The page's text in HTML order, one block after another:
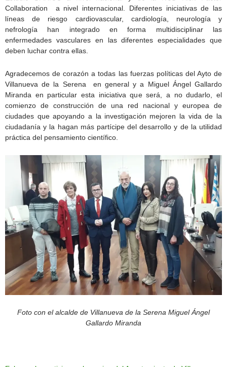
Collaboration a nivel internacional. Diferentes iniciativas de las
líneas de riesgo cardiovascular, cardiología, neurología y
nefrología han integrado en forma multidisciplinar las
enfermedades vasculares en las diferentes especialidades que
deben luchar contra ellas.
Agradecemos de corazón a todas las fuerzas políticas del Ayto de
Villanueva de la Serena en general y a Miguel Ángel Gallardo
Miranda en particular esta iniciativa que será, a no dudarlo, el
comienzo de construcción de una red nacional y europea de
ciudades que apoyando a la investigación mejoren la vida de la
ciudadanía y la hagan más partícipe del desarrollo y de la utilidad
práctica del pensamiento científico.
Foto con el alcalde de Villanueva de la Serena Miguel Ángel
Gallardo Miranda